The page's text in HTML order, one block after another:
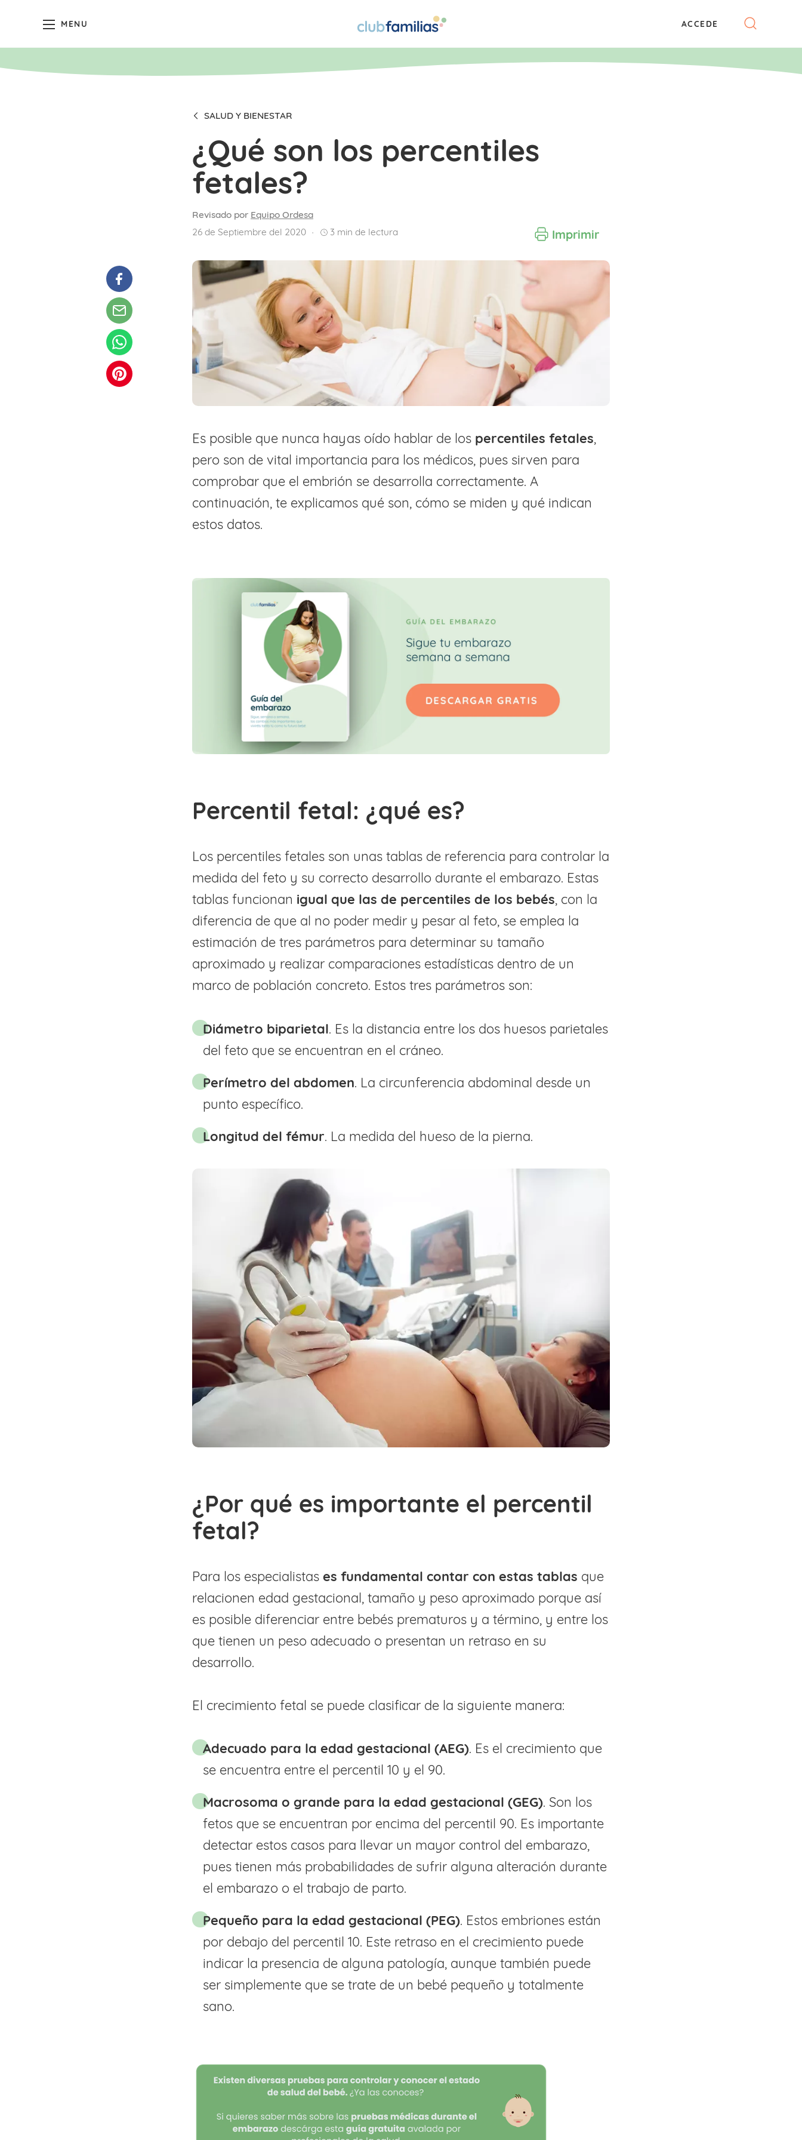
MENU ACCEDE
SALUD Y BIENESTAR
¿Qué son los percentiles
fetales?
Revisado por Equipo Ordesa
26 de Septiembre del 2020
3 min de lectura Imprimir
Es posible que nunca hayas oído hablar de los percentiles fetales,
pero son de vital importancia para los médicos, pues sirven para
comprobar que el embrión se desarrolla correctamente. A
continuación, te explicamos qué son, cómo se miden y qué indican
estos datos.
Percentil fetal: ¿qué es?
Los percentiles fetales son unas tablas de referencia para controlar la
medida del feto y su correcto desarrollo durante el embarazo. Estas
tablas funcionan igual que las de percentiles de los bebés, con la
diferencia de que al no poder medir y pesar al feto, se emplea la
estimación de tres parámetros para determinar su tamaño
aproximado y realizar comparaciones estadísticas dentro de un
marco de población concreto. Estos tres parámetros son:
Diámetro biparietal. Es la distancia entre los dos huesos parietales
del feto que se encuentran en el cráneo.
Perímetro del abdomen. La circunferencia abdominal desde un
punto específico.
Longitud del fémur. La medida del hueso de la pierna.
¿Por qué es importante el percentil
fetal?
Para los especialistas es fundamental contar con estas tablas que
relacionen edad gestacional, tamaño y peso aproximado porque así
es posible diferenciar entre bebés prematuros y a término, y entre los
que tienen un peso adecuado o presentan un retraso en su
desarrollo.
El crecimiento fetal se puede clasificar de la siguiente manera:
Adecuado para la edad gestacional (AEG). Es el crecimiento que
se encuentra entre el percentil 10 y el 90.
Macrosoma o grande para la edad gestacional (GEG). Son los
fetos que se encuentran por encima del percentil 90. Es importante
detectar estos casos para llevar un mayor control del embarazo,
pues tienen más probabilidades de sufrir alguna alteración durante
el embarazo o el trabajo de parto.
Pequeño para la edad gestacional (PEG). Estos embriones están
por debajo del percentil 10. Este retraso en el crecimiento puede
indicar la presencia de alguna patología, aunque también puede
ser simplemente que se trate de un bebé pequeño y totalmente
sano.